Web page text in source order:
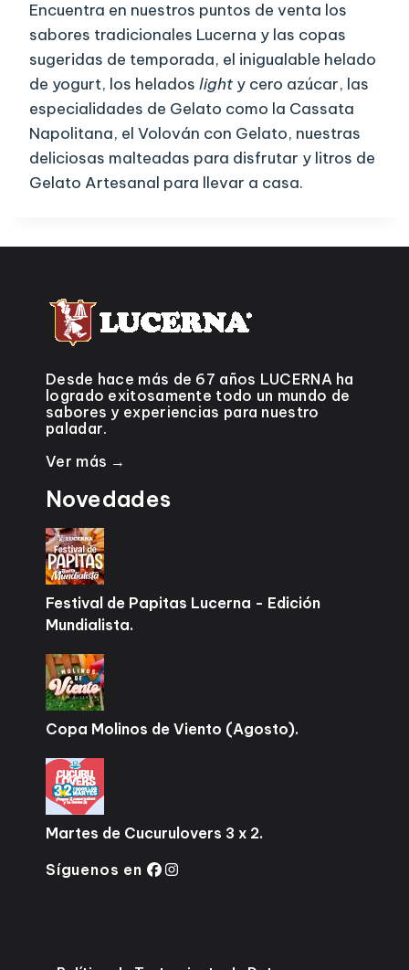
Encuentra en nuestros puntos de venta los
sabores tradicionales Lucerna y las copas
sugeridas de temporada, el inigualable helado
de yogurt, los helados light y cero azúcar, las
especialidades de Gelato como la Cassata
Napolitana, el Volován con Gelato, nuestras
deliciosas malteadas para disfrutar y litros de
Gelato Artesanal para llevar a casa.
Desde hace más de 67 años LUCERNA ha
logrado exitosamente todo un mundo de
sabores y experiencias para nuestro
paladar.
Ver más →
Novedades
Festival de Papitas Lucerna - Edición
Mundialista.
Copa Molinos de Viento (Agosto).
Martes de Cucurulovers 3 x 2.
Síguenos en